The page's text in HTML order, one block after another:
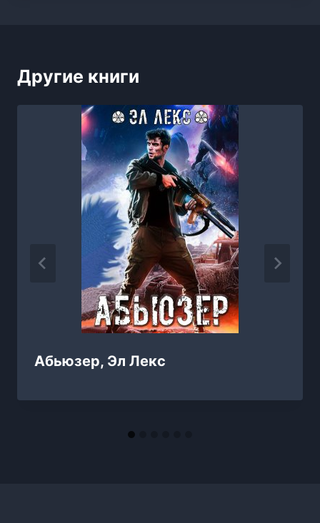
Другие книги
Абьюзер, Эл Лекс